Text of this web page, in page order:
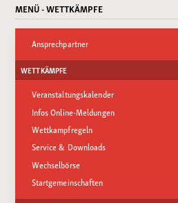
MENÜ - WETTKÄMPFE
Ansprechpartner
WETTKÄMPFE
Veranstaltungskalender
Infos Online-Meldungen
Wettkampfregeln
Service & Downloads
Wechselbörse
Startgemeinschaften